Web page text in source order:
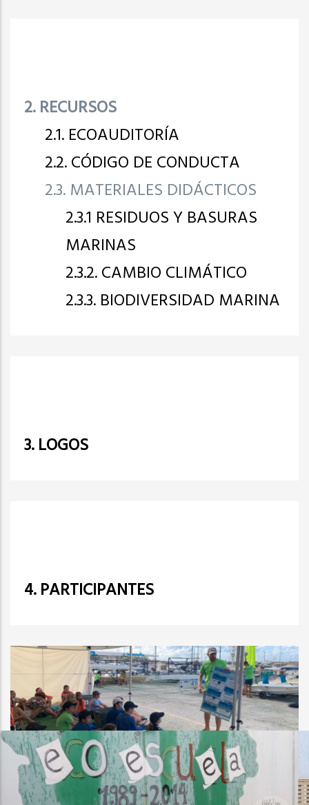
2. RECURSOS
2.1. ECOAUDITORÍA
2.2. CÓDIGO DE CONDUCTA
2.3. MATERIALES DIDÁCTICOS
2.3.1 RESIDUOS Y BASURAS
MARINAS
2.3.2. CAMBIO CLIMÁTICO
2.3.3. BIODIVERSIDAD MARINA
3. LOGOS
4. PARTICIPANTES